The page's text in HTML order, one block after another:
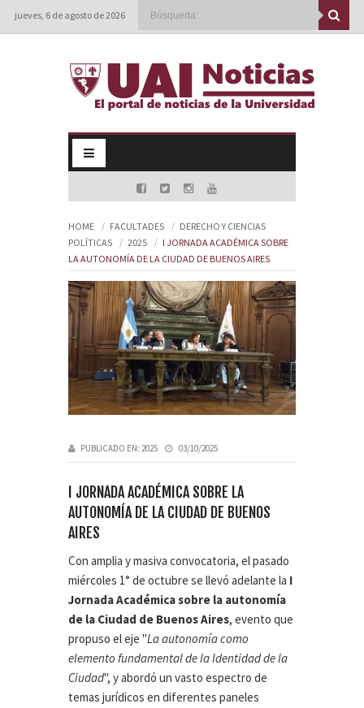
jueves, 6 de agosto de 2026
HOME FACULTADES
DERECHO Y CIENCIAS
POLÍTICAS
2025
I JORNADA ACADÉMICA SOBRE
LA AUTONOMÍA DE LA CIUDAD DE BUENOS AIRES
PUBLICADO EN: 2025 03/10/2025
I JORNADA ACADÉMICA SOBRE LA
AUTONOMÍA DE LA CIUDAD DE BUENOS
AIRES
Con amplia y masiva convocatoria, el pasado
miércoles 1° de octubre se llevó adelante la I
Jornada Académica sobre la autonomía
de la Ciudad de Buenos Aires, evento que
propuso el eje "La autonomía como
elemento fundamental de la Identidad de la
Ciudad", y abordó un vasto espectro de
temas jurídicos en diferentes paneles